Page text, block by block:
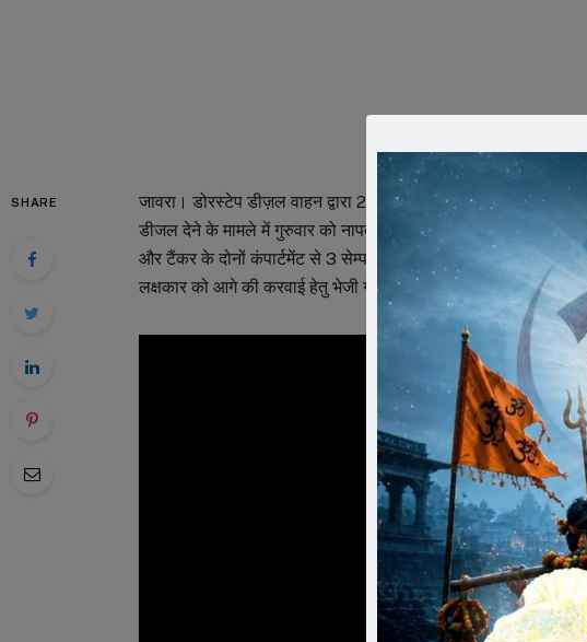
SHARE
जावरा। डोरस्टेप डीज़ल वाहन द्वारा 2 दिन पूर्व बल्क क्वांटिटी में
डीजल देने के मामले में गुरुवार को नापतोल अधिकारी नसीम खान और
और टैंकर के दोनों कंपार्टमेंट से 3 सेम्पल लेकर जांच हेतु लेब भेजा गया।
लक्षकार को आगे की करवाई हेतु भेजी गई है।